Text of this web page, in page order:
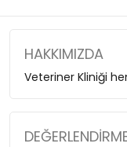
HAKKIMIZDA
Veteriner Kliniği